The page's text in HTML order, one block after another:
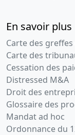
En savoir plus
Carte des
Carte des
Cessation des
Distressed M&A
Droit des
Glossaire des
Mandat ad hoc
Ordonnance du